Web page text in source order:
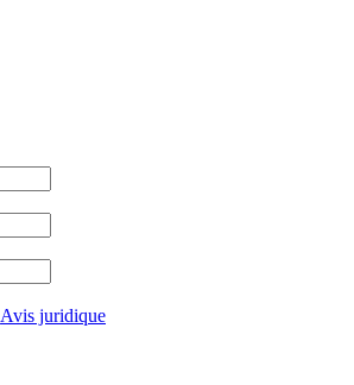
Avis juridique